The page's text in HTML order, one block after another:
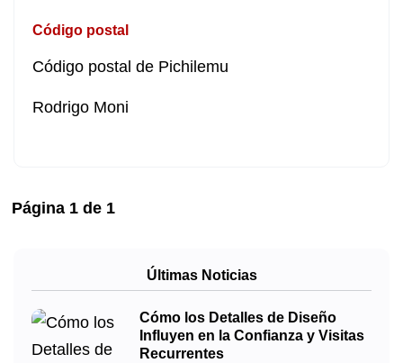
Código postal
Código postal de Pichilemu
Rodrigo Moni
Página 1 de 1
Últimas Noticias
Cómo los Detalles de Diseño
Influyen en la Confianza y Visitas
Recurrentes